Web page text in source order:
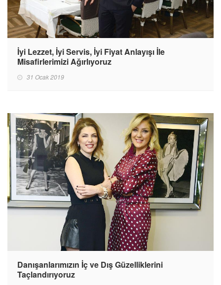
İyi Lezzet, İyi Servis, İyi Fiyat Anlayışı İle
Misafirlerimizi Ağırlıyoruz
31 Ocak 2019
Danışanlarımızın İç ve Dış Güzelliklerini
Taçlandırıyoruz